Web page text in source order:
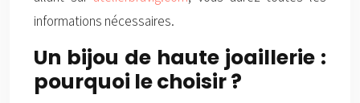
informations nécessaires.
Un bijou de haute joaillerie :
pourquoi le choisir ?